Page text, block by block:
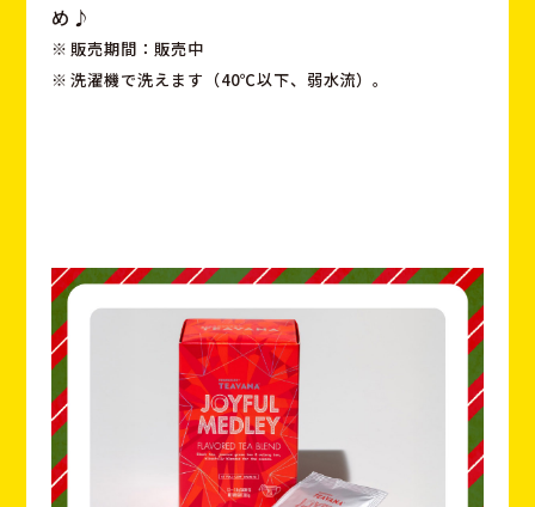
め♪
販売期間：販売中
洗濯機で洗えます（40℃以下、弱水流）。